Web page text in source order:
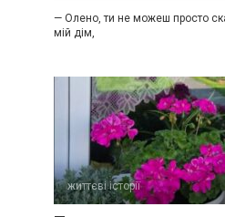
— Олено, ти не можеш просто
мій дім,
життєві історії